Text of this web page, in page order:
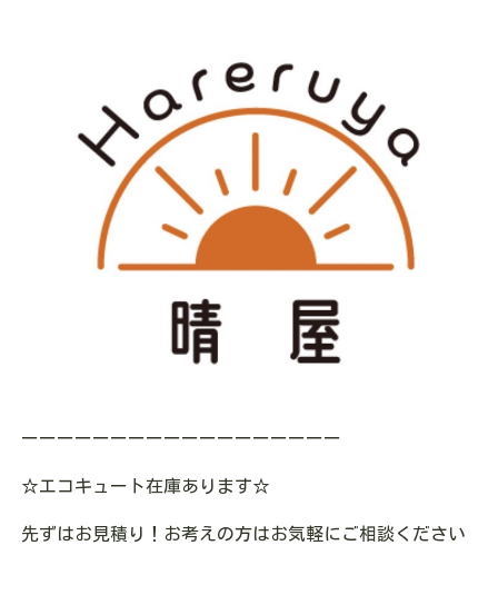
ーーーーーーーーーーーーーーーーーー
☆エコキュート在庫あります☆
先ずはお見積り！お考えの方はお気軽にご相談ください